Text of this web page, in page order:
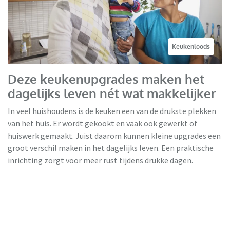
Keukenloods
Deze keukenupgrades maken het
dagelijks leven nét wat makkelijker
In veel huishoudens is de keuken een van de drukste plekken
van het huis. Er wordt gekookt en vaak ook gewerkt of
huiswerk gemaakt. Juist daarom kunnen kleine upgrades een
groot verschil maken in het dagelijks leven. Een praktische
inrichting zorgt voor meer rust tijdens drukke dagen.